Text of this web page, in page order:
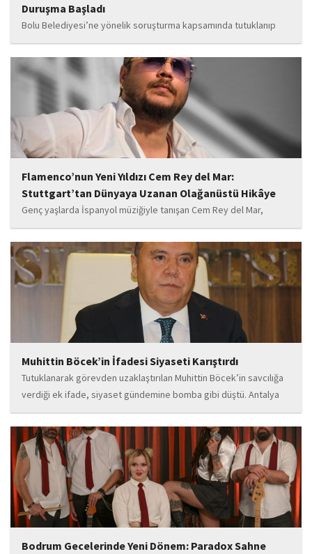
Duruşma Başladı
Bolu Belediyesi’ne yönelik soruşturma kapsamında tutuklanıp
belediye başkanlığı görevinden uzaklaştırılan Tanju Özcan’ın da
aralarında bulunduğu 6’sı tutuklu 19 sanığın yargılandığı dava
başladı.
Flamenco’nun Yeni Yıldızı Cem Rey del Mar:
Stuttgart’tan Dünyaya Uzanan Olağanüstü Hikâye
Genç yaşlarda İspanyol müziğiyle tanışan Cem Rey del Mar,
flamenco kültürünün büyüleyici atmosferinden etkilenerek
kendisini bu alana yönlendirdi. Saatler süren disiplinli çalışmalar,
teknik gelişim ve müziğe olan tutkusu, onu kısa...
Muhittin Böcek’in İfadesi Siyaseti Karıştırdı
Tutuklanarak görevden uzaklaştırılan Muhittin Böcek’in savcılığa
verdiği ek ifade, siyaset gündemine bomba gibi düştü. Antalya
Cumhuriyet Savcılığı’na kendi isteğiyle başvurarak ifade verdiği
öğrenilen Böcek’in açıklamalarında, 31 Mart 2024 yerel
seçimleri...
Bodrum Gecelerinde Yeni Dönem: Paradox Sahne